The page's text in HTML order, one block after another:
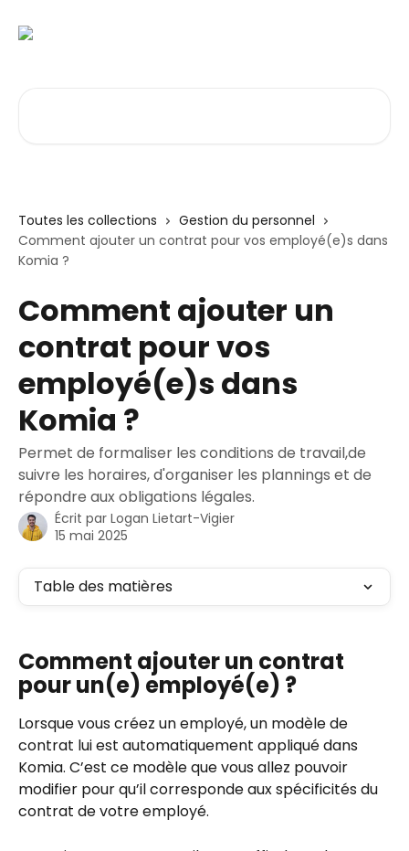
Toutes les collections
Gestion du personnel
Comment ajouter un contrat pour vos employé(e)s dans
Komia ?
Comment ajouter un
contrat pour vos
employé(e)s dans
Komia ?
Permet de formaliser les conditions de travail,de
suivre les horaires, d'organiser les plannings et de
répondre aux obligations légales.
Écrit par Logan Lietart-Vigier
15 mai 2025
Table des matières
Comment ajouter un contrat
pour un(e) employé(e) ?
Lorsque vous créez un employé, un modèle de
contrat lui est automatiquement appliqué dans
Komia. C’est ce modèle que vous allez pouvoir
modifier pour qu’il corresponde aux spécificités du
contrat de votre employé.